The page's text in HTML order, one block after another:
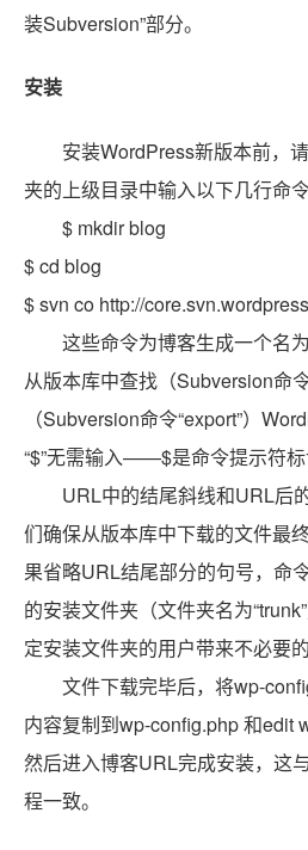
装Subversion”部分。
安装
安装WordPress新版本前，
夹的上级目录中输入以下几行命令
$ mkdir blog
$ cd blog
$ svn co http://
这些命令为博客生成一个名
从版本库中查找（Subversion命
（Subversion命令“export”）
“$”无需输入——$是命令提示符标
URL中的结尾斜线和URL
们确保从版本库中下载的文件最
果省略URL结尾部分的句号，命
的安装文件夹（文件夹名为
定安装文件夹的用户带来不必要的
文件下载完毕后，将wp-
内容复制到wp-config.php 和edit
然后进入博客URL完成安装，这
程一致。